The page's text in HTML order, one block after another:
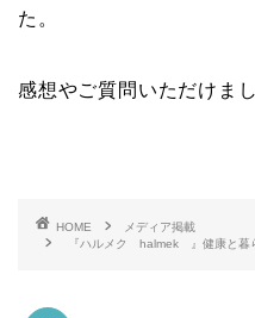
た。
感想やご質問いただけま
HOME
メディア掲載
『ハルメク halmek 』健康と暮